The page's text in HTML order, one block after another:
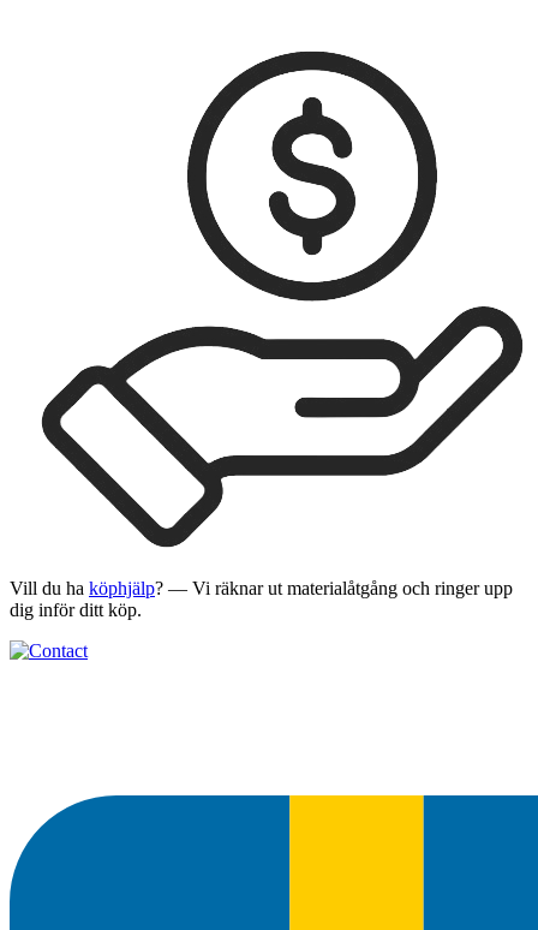
Vill du ha köphjälp? — Vi räknar ut materialåtgång och ringer upp
dig inför ditt köp.